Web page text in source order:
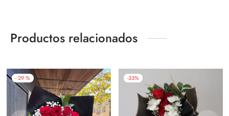
Productos relacionados
- 29 % -33%